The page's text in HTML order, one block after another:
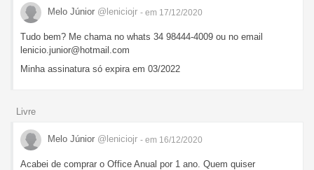
Melo Júnior @leniciojr - em 17/12/2020
Tudo bem? Me chama no whats 34 98444-4009 ou no email
lenicio.junior@hotmail.com
Minha assinatura só expira em 03/2022
Livre
Melo Júnior @leniciojr - em 16/12/2020
Acabei de comprar o Office Anual por 1 ano. Quem quiser